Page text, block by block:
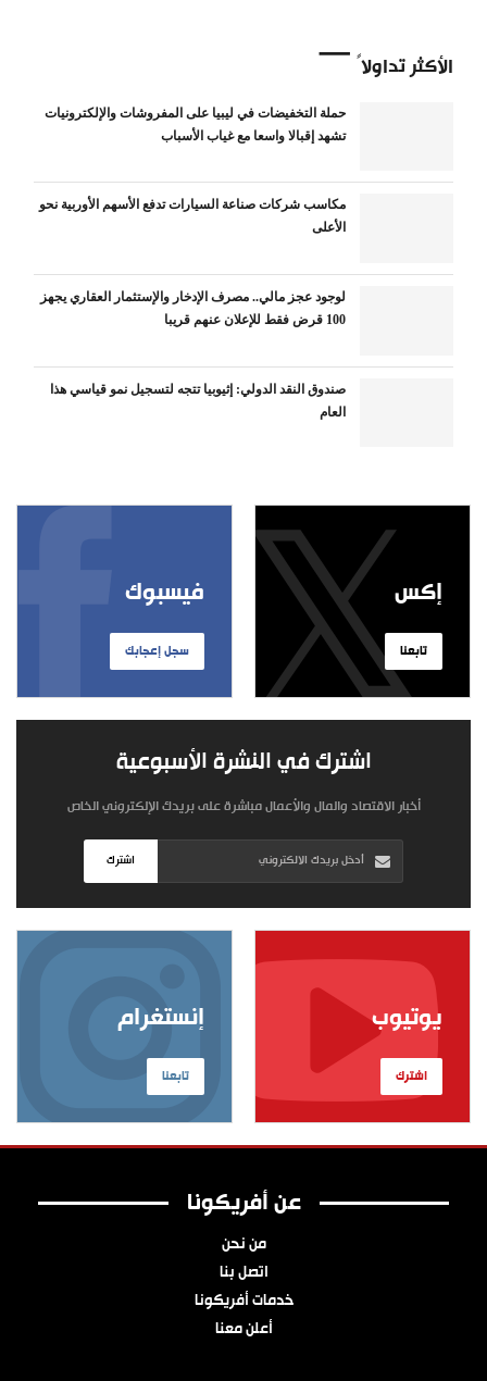
الأكثر تداولاً
حملة التخفيضات في ليبيا على المفروشات والإلكترونيات
تشهد إقبالا واسعا مع غياب الأسباب
مكاسب شركات صناعة السيارات تدفع الأسهم الأوربية نحو
الأعلى
لوجود عجز مالي.. مصرف الإدخار والإستثمار العقاري يجهز
100 قرض فقط للإعلان عنهم قريبا
صندوق النقد الدولي: إثيوبيا تتجه لتسجيل نمو قياسي هذا
العام
فيسبوك
سجل إعجابك
إكس
تابعنا
اشترك في النشرة الأسبوعية
أخبار الاقتصاد والمال والأعمال مباشرة على بريدك الإلكتروني الخاص
اشترك
إنستغرام
تابعنا
يوتيوب
اشترك
عن أفريكونا
من نحن
اتصل بنا
خدمات أفريكونا
أعلن معنا